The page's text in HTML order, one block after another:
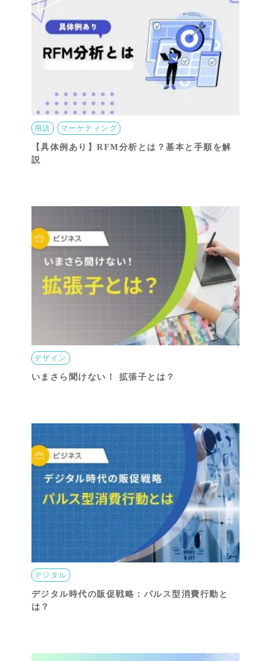
用語 マーケティング
【具体例あり】RFM分析とは？基本と手順を解
説
デザイン
いまさら聞けない！ 拡張子とは？
デジタル
デジタル時代の販促戦略：パルス型消費行動と
は？